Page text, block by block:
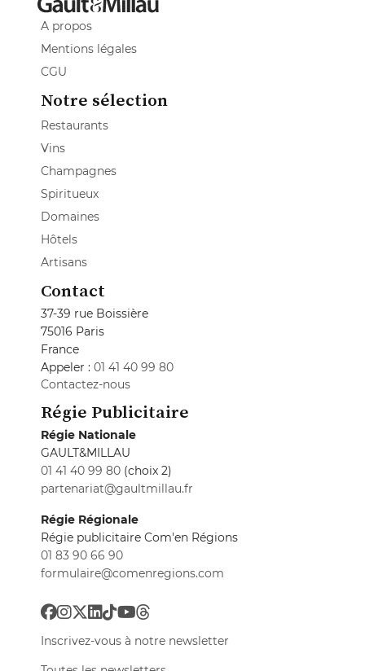
A propos
Mentions légales
CGU
Notre sélection
Restaurants
Vins
Champagnes
Spiritueux
Domaines
Hôtels
Artisans
Contact
37-39 rue Boissière
75016 Paris
France
Appeler : 01 41 40 99 80
Contactez-nous
Régie Publicitaire
Régie Nationale
GAULT&MILLAU
01 41 40 99 80 (choix 2)
partenariat@gaultmillau.fr
Régie Régionale
Régie publicitaire Com'en Régions
01 83 90 66 90
formulaire@comenregions.com
Inscrivez-vous à notre newsletter